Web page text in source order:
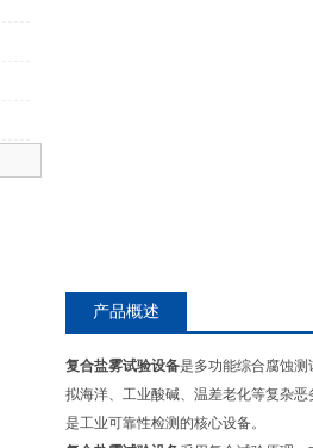
产品概述
复合盐雾试验设备是多功能综合腐蚀
拟海洋、工业酸碱、温差老化等复杂
是工业可靠性检测的核心设备。